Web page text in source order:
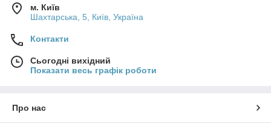
м. Київ
Шахтарська, 5, Київ, Україна
Контакти
Сьогодні вихідний
Показати весь графік роботи
Про нас